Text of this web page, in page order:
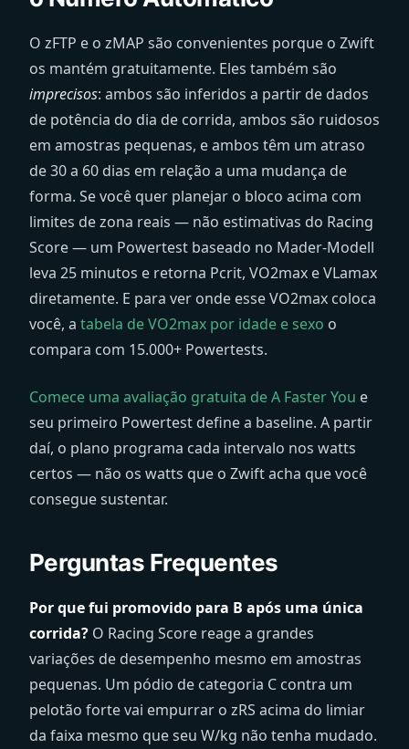
O zFTP e o zMAP são convenientes porque o Zwift
os mantém gratuitamente. Eles também são
imprecisos: ambos são inferidos a partir de dados
de potência do dia de corrida, ambos são ruidosos
em amostras pequenas, e ambos têm um atraso
de 30 a 60 dias em relação a uma mudança de
forma. Se você quer planejar o bloco acima com
limites de zona reais — não estimativas do Racing
Score — um Powertest baseado no Mader-Modell
leva 25 minutos e retorna Pcrit, VO2max e VLamax
diretamente. E para ver onde esse VO2max coloca
você, a tabela de VO2max por idade e sexo o
compara com 15.000+ Powertests.
Comece uma avaliação gratuita de A Faster You e
seu primeiro Powertest define a baseline. A partir
daí, o plano programa cada intervalo nos watts
certos — não os watts que o Zwift acha que você
consegue sustentar.
Perguntas Frequentes
Por que fui promovido para B após uma única
corrida? O Racing Score reage a grandes
variações de desempenho mesmo em amostras
pequenas. Um pódio de categoria C contra um
pelotão forte vai empurrar o zRS acima do limiar
da faixa mesmo que seu W/kg não tenha mudado.